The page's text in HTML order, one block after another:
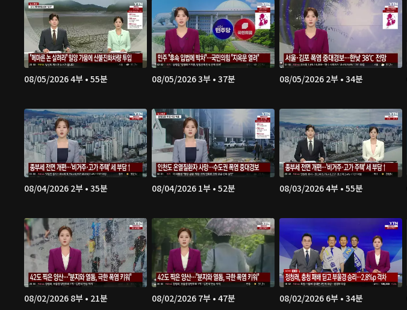
08/05/2026 4부 • 55분 08/05/2026 3부 • 37분 08/05/2026 2부 • 34분
08/04/2026 2부 • 35분 08/04/2026 1부 • 52분 08/03/2026 4부 • 55분
08/02/2026 8부 • 21분 08/02/2026 7부 • 47분 08/02/2026 6부 • 34분